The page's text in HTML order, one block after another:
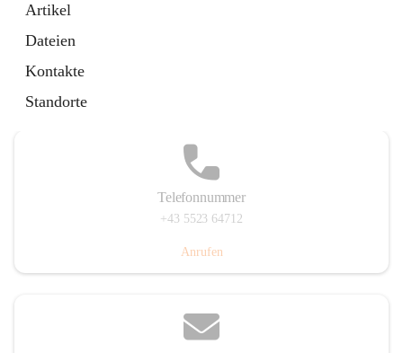
Artikel
Dateien
Kontakte
Standorte
Telefonnummer
+43 5523 64712
Anrufen